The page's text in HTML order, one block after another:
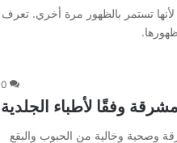
لأنها تستمر بالظهور مرة أخري. تعرف
0
وفقًا لأطباء الجلدية
وخالية من الحبوب والبقع